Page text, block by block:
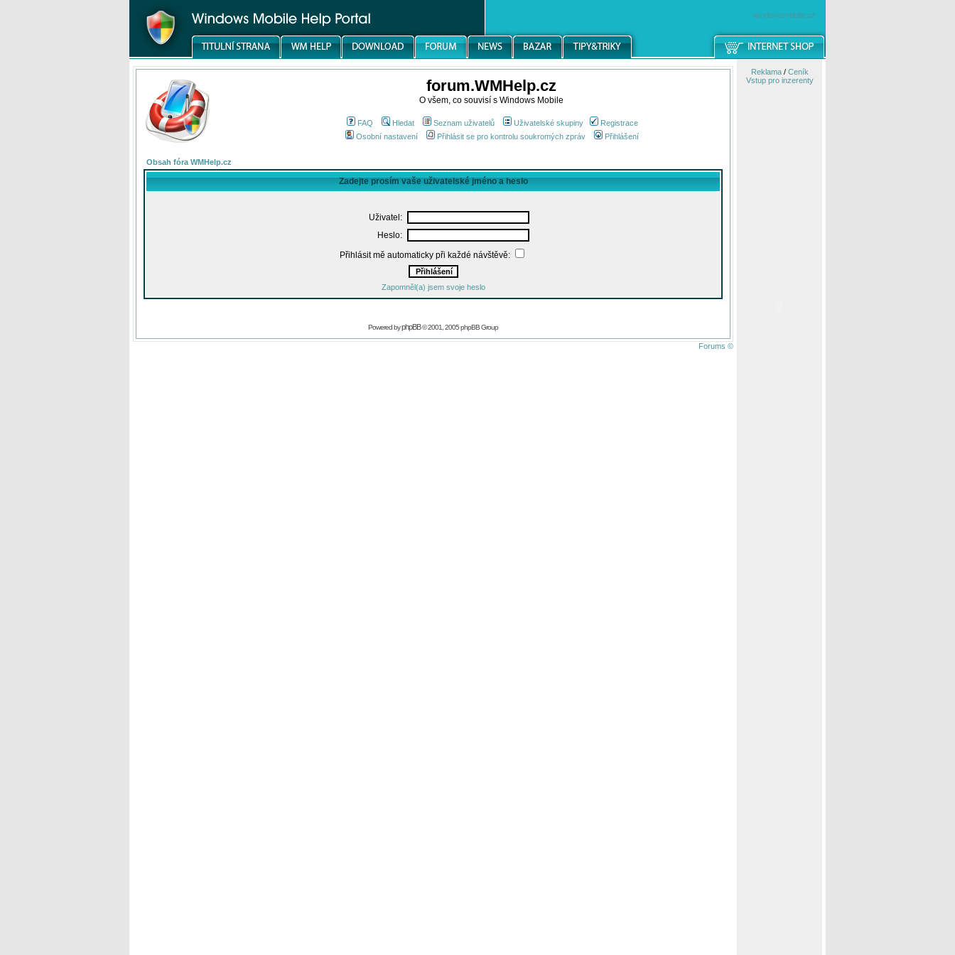
windowsmobile.cz
forum.WMHelp.cz
O všem, co souvisí s Windows Mobile
FAQ Hledat Seznam uživatelů Uživatelské skupiny
Registrace
Osobní nastavení
Přihlásit se pro kontrolu soukromých zpráv Přihlášení
Obsah fóra WMHelp.cz
Zadejte prosím vaše uživatelské jméno a heslo
Uživatel:
Heslo:
Přihlásit mě automaticky při každé návštěvě:
Zapomněl(a) jsem svoje heslo
Powered byphpBB© 2001, 2005 phpBB Group
Forums ©
Reklama/ Ceník
Vstup pro inzerenty